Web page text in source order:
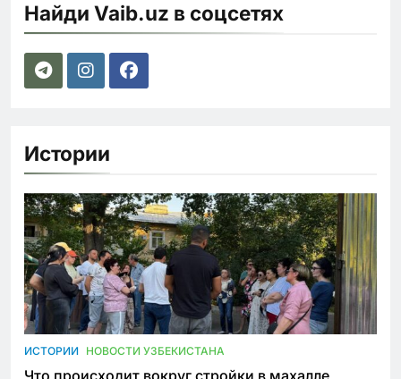
Найди Vaib.uz в соцсетях
Истории
ИСТОРИИ НОВОСТИ УЗБЕКИСТАНА